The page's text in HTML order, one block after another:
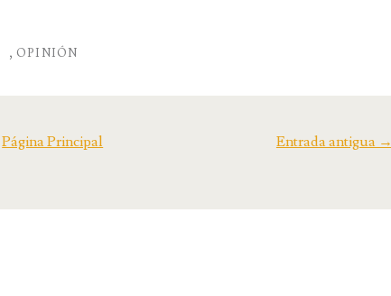
, OPINIÓN
Entrada antigua →
Página Principal